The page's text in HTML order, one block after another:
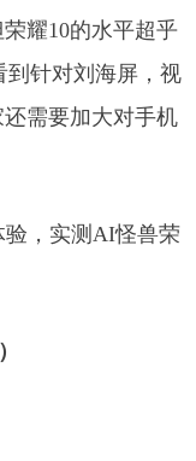
耀10的水平超乎
到针对刘海屏，视
需要加大对手机